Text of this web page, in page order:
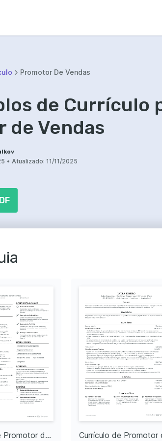
Promotor De Vendas
de Currículo
de Vendas
• Atualizado: 11/11/2025
Currículo de Promotor de Vendas Sênior